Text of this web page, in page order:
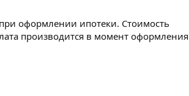
оформлении ипотеки. Стоимость
производится в момент оформления